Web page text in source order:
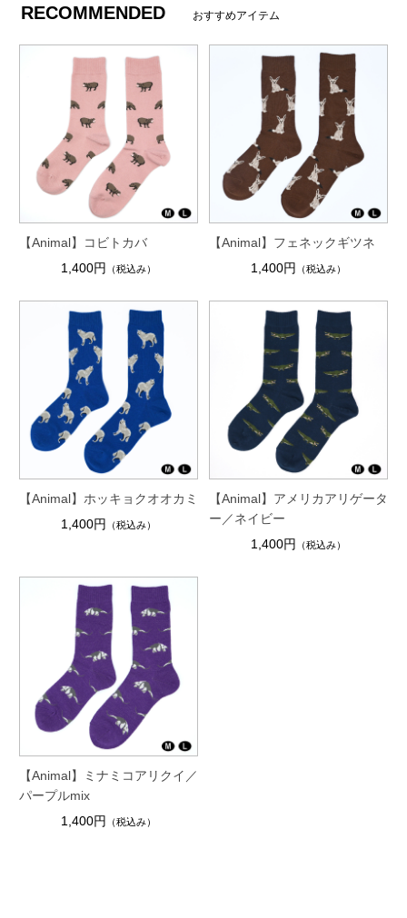
RECOMMENDED おすすめアイテム
【Animal】コビトカバ
1,400円
（税込み）
【Animal】フェネックギツネ
1,400円
（税込み）
【Animal】ホッキョクオオカミ
1,400円
（税込み）
【Animal】アメリカアリゲータ
ー／ネイビー
1,400円
（税込み）
【Animal】ミナミコアリクイ／
パープルmix
1,400円 （税込み）